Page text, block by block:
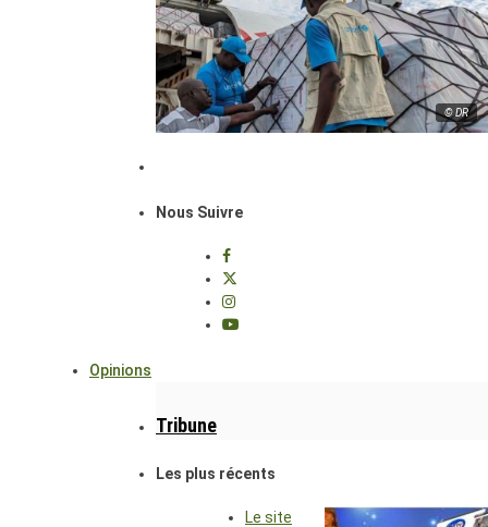
© DR
Nous Suivre
Opinions
Tribune
Les plus récents
Le site